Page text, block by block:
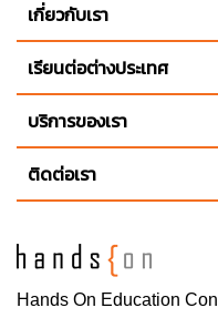
Hands On Education
เกี่ยวกับเรา
เรียนต่อต่างประเทศ
บริการของเรา
ติดต่อเรา